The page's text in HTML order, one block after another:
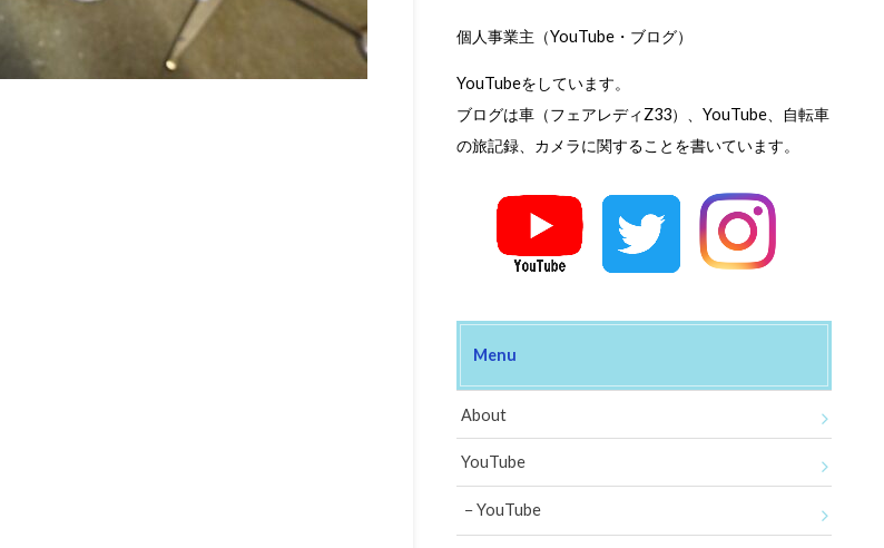
個人事業主（YouTube・ブログ）
YouTubeをしています。
ブログは車（フェアレディZ33）、YouTube、自転車
の旅記録、カメラに関することを書いています。
Menu
About
YouTube
YouTube